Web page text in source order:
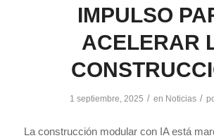
IMPULSO
ACELERAR
1 septiembre, 2025 / en Noticias /
La construcción modular con IA está